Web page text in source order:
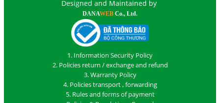
Designed and Maintained by
DANAWEB Co., Ltd.
1. Information Security Policy
2. Policies return / exchange and refund
3. Warranty Policy
4. Policies transport , forwarding
5. Rules and forms of payment